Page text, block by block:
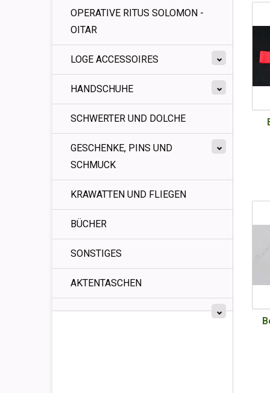
OPERATIVE RITUS SOLOMON -
OITAR
LOGE ACCESSOIRES
HANDSCHUHE
SCHWERTER UND DOLCHE
GESCHENKE, PINS UND
SCHMUCK
KRAWATTEN UND FLIEGEN
BÜCHER
SONSTIGES
AKTENTASCHEN